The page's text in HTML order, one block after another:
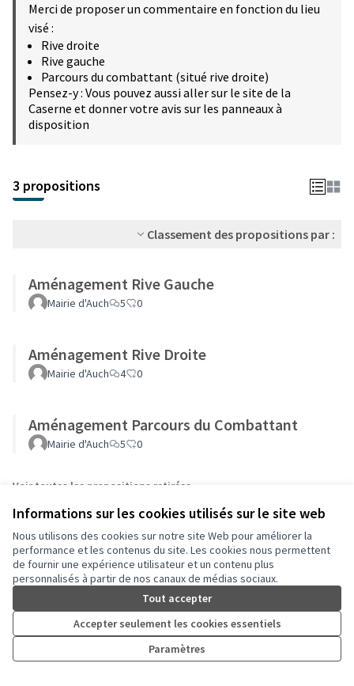
Informations sur les cookies utilisés sur le site web
Nous utilisons des cookies sur notre site Web pour améliorer la
performance et les contenus du site. Les cookies nous permettent
de fournir une expérience utilisateur et un contenu plus
personnalisés à partir de nos canaux de médias sociaux.
Tout accepter
Accepter seulement les cookies essentiels
Paramètres
Merci de proposer un commentaire en fonction du lieu
visé :
Rive droite
Rive gauche
Parcours du combattant (situé rive droite)
Pensez-y : Vous pouvez aussi aller sur le site de la
Caserne et donner votre avis sur les panneaux à
disposition
3 propositions
Classement des propositions par :
Aménagement Rive Gauche
Mairie d'Auch 5 0
Aménagement Rive Droite
Mairie d'Auch 4 0
Aménagement Parcours du Combattant
Mairie d'Auch 5 0
Voir toutes les propositions retirées
Conditions d'utilisation
Paramètres des cookies
Auch - Agir pour ma ville sur Facebook
(Lien externe)
Auch - Agir pour ma ville sur Instagram
(Lien externe)